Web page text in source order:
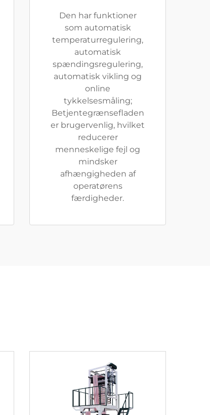
Den har funktioner
som automatisk
temperaturregulering,
automatisk
spændingsregulering,
automatisk vikling og
online
tykkelsesmåling;
Betjentegrænsefladen
er brugervenlig, hvilket
reducerer
menneskelige fejl og
mindsker
afhængigheden af
operatørens
færdigheder.